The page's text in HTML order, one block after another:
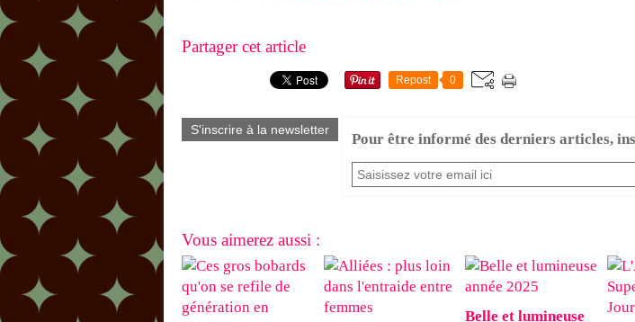
Partager cet article
Repost 0
S'inscrire à la newsletter
Pour être informé des derniers articles,
Vous aimerez aussi :
Belle et lumineuse